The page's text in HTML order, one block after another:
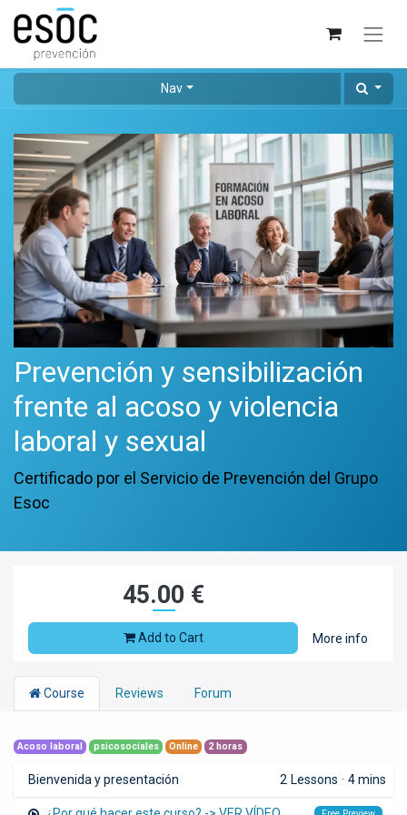
Nav
Prevención y sensibilización
frente al acoso y violencia
laboral y sexual
Certificado por el Servicio de Prevención del Grupo
Esoc
45.00 €
Add to Cart More info
Course Reviews Forum
Acoso laboral psicosociales Online 2 horas
Bienvenida y presentación 2 Lessons · 4 mins